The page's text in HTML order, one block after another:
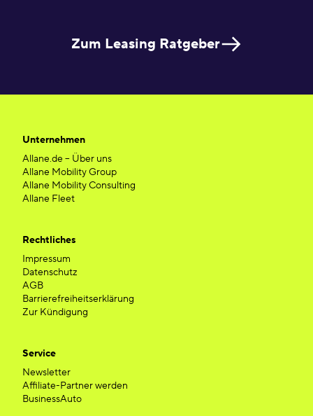
Zum Leasing Ratgeber
Unternehmen
Allane.de – Über uns
Allane Mobility Group
Allane Mobility Consulting
Allane Fleet
Rechtliches
Impressum
Datenschutz
AGB
Barrierefreiheitserklärung
Zur Kündigung
Service
Newsletter
Affiliate-Partner werden
BusinessAuto